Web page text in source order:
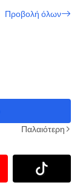
Προβολή όλων
Παλαιότερη